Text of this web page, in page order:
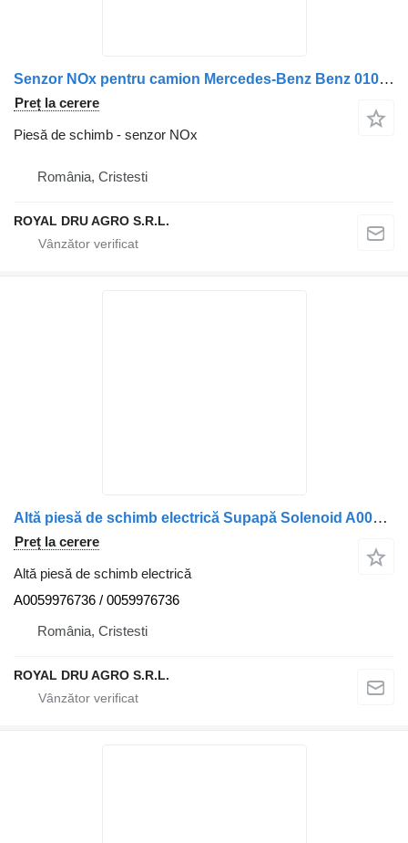
Senzor NOx pentru camion Mercedes-Benz Benz 0101539528 / 0091530028 / A0091530028 / A0101539528
Preț la cerere
Piesă de schimb - senzor NOx
România, Cristesti
ROYAL DRU AGRO S.R.L.
Altă piesă de schimb electrică Supapă Solenoid A0059976736 pentru camion Mercedes-Benz
Preț la cerere
Altă piesă de schimb electrică
A0059976736 / 0059976736
România, Cristesti
ROYAL DRU AGRO S.R.L.